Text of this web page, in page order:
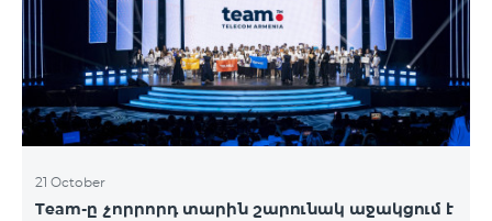
21 October
Team-ը չորրորդ տարին շարունակ աջակցում է